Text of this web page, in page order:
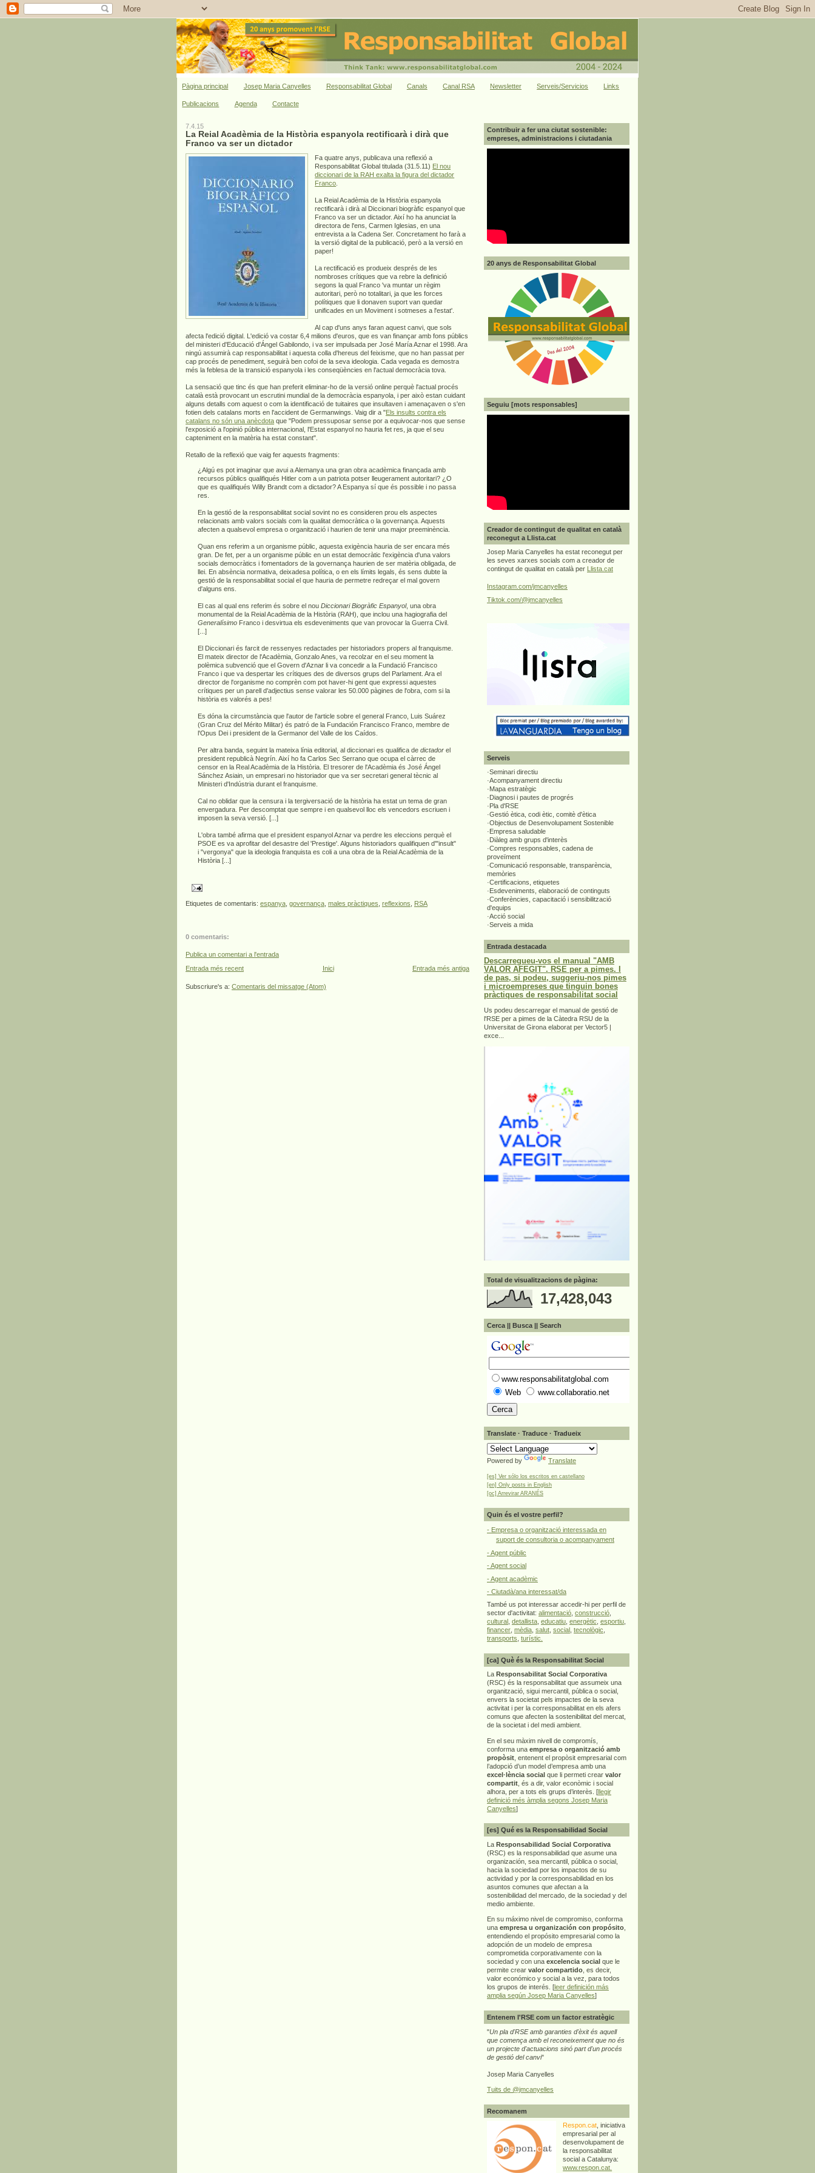
Pàgina principal Josep Maria Canyelles Responsabilitat Global Canals Canal RSA Newsletter Serveis/Servicios Links
Publicacions Agenda Contacte
7.4.15
La Reial Acadèmia de la Història espanyola rectificarà i dirà que
Franco va ser un dictador
Fa quatre anys, publicava una reflexió a
Responsabilitat Global titulada (31.5.11) El nou
diccionari de la RAH exalta la figura del dictador
Franco
La ReialAcadèmia de la Història espanyola
rectificarà i dirà al Diccionari biogràfic espanyol que
Franco va ser un dictador. Així ho ha anunciat la
directora de l'ens,Carmen Iglesias , en una
entrevista a la Cadena Ser. Concretament ho farà a
la versió digital de la publicació, però a la versió en
paper!
La rectificació es produeix després de les
nombroses crítiques que va rebre la definició
segons la qual Franco 'va muntar un règim
autoritari, però no totalitari, ja que les forces
polítiques que li donaven suport van quedar
unificades en un Moviment i sotmeses a l'estat'.
Al cap d'uns anys faran aquest canvi, que sols
afecta l'edició digital. L'edició va costar 6,4 milions d'euros, que es van finançar amb fons públics
del ministeri d'Educació d'Ángel Gabilondo, i va ser impulsada per José María Aznar el 1998. Ara
ningú assumirà cap responsabilitat i aquesta colla d'hereus del feixisme, que no han passat per
cap procés de penediment, seguirà ben cofoi de la seva ideologia. Cada vegada es demostra
més la feblesa de la transició espanyola i les conseqüències en l'actual democràcia tova.
La sensació que tinc és que han preferit eliminar-ho de la versió online perquè l'actual procés
català està provocant un escrutini mundial de la democràcia espanyola, i per això estan cuidant
alguns detalls com aquest o com la identificació de tuitaires que insultaven i amenaçaven o s'en
fotien dels catalans morts en l'accident de Germanwings. Vaig dir a "Els insults contra els
catalans no són una anècdota que "Podem pressuposar sense por a equivocar-nos que sense
l'exposició a l'opinió pública internacional, l'Estat espanyol no hauria fet res, ja que el seu
capteniment en la matèria ha estat constant".
Retallo de la reflexió que vaig fer aquests fragments:
¿Algú es pot imaginar que avui a Alemanya una gran obra acadèmica finançada amb
recursos públics qualifiqués Hitler com a un patriota potser lleugerament autoritari? ¿O
que es qualifiqués Willy Brandt com a dictador? A Espanya sí que és possible i no passa
res.
En la gestió de la responsabilitat social sovint no es consideren prou els aspectes
relacionats amb valors socials com la qualitat democràtica o la governança. Aquests
afecten a qualsevol empresa o organització i haurien de tenir una major preeminència.
Quan ens referim a un organisme públic, aquesta exigència hauria de ser encara més
gran. De fet, per a un organisme públic en un estat democràtic l'exigència d'una valors
socials democràtics i fomentadors de la governança haurien de ser matèria obligada, de
llei. En absència normativa, deixadesa política, o en els límits legals, és sens dubte la
gestió de la responsabilitat social el que hauria de permetre redreçar el mal govern
d'alguns ens.
El cas al qual ens referim és sobre el nou Diccionari Biogràfic Espanyol, una obra
monumental de la Reial Acadèmia de la Història (RAH), que inclou una hagiografia del
Generalísimo Franco i desvirtua els esdeveniments que van provocar la Guerra Civil.
[...]
El Diccionari és farcit de ressenyes redactades per historiadors propers al franquisme.
El mateix director de l'Acadèmia, Gonzalo Anes, va recolzar en el seu moment la
polèmica subvenció que el Govern d'Aznar li va concedir a la Fundació Francisco
Franco i que va despertar les crítiques des de diversos grups del Parlament. Ara el
director de l'organisme no comprèn com pot haver-hi gent que expressi aquestes
crítiques per un parell d'adjectius sense valorar les 50.000 pàgines de l'obra, com si la
història es valorés a pes!
Es dóna la circumstància que l'autor de l'article sobre el general Franco, Luis Suárez
(Gran Cruz del Mérito Militar) és patró de la Fundación Francisco Franco, membre de
l'Opus Dei i president de la Germanor del Valle de los Caídos.
Per altra banda, seguint la mateixa línia editorial, al diccionari es qualifica de dictador el
president republicà Negrín. Així ho fa Carlos Sec Serrano que ocupa el càrrec de
censor en la Real Acadèmia de la Història. El tresorer de l'Acadèmia és José Ángel
Sánchez Asiain, un empresari no historiador que va ser secretari general tècnic al
Ministeri d'Indústria durant el franquisme.
Cal no oblidar que la censura i la tergiversació de la història ha estat un tema de gran
envergadura. Per descomptat que sempre i en qualsevol lloc els vencedors escriuen i
imposen la seva versió. [...]
L'obra també afirma que el president espanyol Aznar va perdre les eleccions perquè el
PSOE es va aprofitar del desastre del 'Prestige'. Alguns historiadors qualifiquen d'"insult"
i "vergonya" que la ideologia franquista es coli a una obra de la Reial Acadèmia de la
Història [...]
Etiquetes de comentaris: espanya governança males pràctiques reflexions RSA
0 comentaris:
Publica un comentari a l'entrada
Entrada més recent
Entrada més antiga
Inici
Subscriure's a: Comentaris del missatge (Atom)
Contribuir a fer una ciutat sostenible:
empreses, administracions i ciutadania
20 anys de Responsabilitat Global
Seguiu [mots responsables]
Creador de contingut de qualitat en català
reconegut a Llista.cat
Josep Maria Canyelles ha estat reconegut per
les seves xarxes socials com a creador de
contingut de qualitat en català per
Llista.cat
Instagram.com/jmcanyelles
Tiktok.com/@jmcanyelles
Serveis
·Seminari directiu
·Acompanyament directiu
·Mapa estratègic
·Diagnosi i pautes de progrés
·Pla d'RSE
·Gestió ètica, codi ètic, comitè d'ètica
·Objectius de Desenvolupament Sostenible
·Empresa saludable
·Diàleg amb grups d'interès
·Compres responsables, cadena de
proveïment
·Comunicació responsable, transparència,
memòries
·Certificacions, etiquetes
·Esdeveniments, elaboració de continguts
·Conferències, capacitació i sensibilització
d'equips
·Acció social
·Serveis a mida
Entrada destacada
Descarregueu-vos el manual "AMB
VALOR AFEGIT". RSE per a pimes. I
de pas, si podeu, suggeriu-nos pimes
i microempreses que tinguin bones
pràctiques de responsabilitat social
Us podeu descarregar el manual de gestió de
l'RSE per a pimes de la Càtedra RSU de la
Universitat de Girona elaborat per Vector5 |
exce...
Total de visualitzacions de pàgina:
17,428,043
Cerca || Busca || Search
www.responsabilitatglobal.com
Web
www.collaboratio.net
Translate · Traduce · Tradueix
Powered by Translate
[es] Ver sólo los escritos en castellano
[en] Only posts in English
[oc] Arrevirar ARANÉS
Quin és el vostre perfil?
- Empresa o organització interessada en
suport de consultoria o acompanyament
- Agent públic
- Agent social
- Agent acadèmic
- Ciutadà/ana interessat/da
També us pot interessar accedir-hi per perfil de
sector d'activitat: alimentació construcció
cultural detallista educatiu energètic esportiu
financer mèdia salut social tecnològic
transports turístic.
[ca] Què és la Responsabilitat Social
La Responsabilitat Social Corporativa
(RSC) és la responsabilitat que assumeix una
organització, sigui mercantil, pública o social,
envers la societat pels impactes de la seva
activitat i per la corresponsabilitat en els afers
comuns que afecten la sostenibilitat del mercat,
de la societat i del medi ambient.
En el seu màxim nivell de compromís,
conforma una empresa o organització amb
propòsit , entenent el propòsit empresarial com
l’adopció d’un model d’empresa amb una
excel·lència social que li permeti crear valor
compartit , és a dir, valor econòmic i social
alhora, per a tots els grups d’interès. [llegir
definició més àmplia segons Josep Maria
Canyelles]
[es] Qué es la Responsabilidad Social
La Responsabilidad Social Corporativa
(RSC) es la responsabilidad que asume una
organización, sea mercantil, pública o social,
hacia la sociedad por los impactos de su
actividad y por la corresponsabilidad en los
asuntos comunes que afectan a la
sostenibilidad del mercado, de la sociedad y del
medio ambiente.
En su máximo nivel de compromiso, conforma
una empresa u organización con propósito
entendiendo el propósito empresarial como la
adopción de un modelo de empresa
comprometida corporativamente con la
sociedad y con una excelencia social que le
permite crear valor compartido , es decir,
valor económico y social a la vez, para todos
los grupos de interés. [leer definición más
amplia según Josep Maria Canyelles]
Entenem l'RSE com un factor estratègic
"Un pla d'RSE amb garanties d'èxit és aquell
que comença amb el reconeixement que no és
un projecte d'actuacions sinó part d'un procés
de gestió del canvi"
Josep Maria Canyelles
Tuits de @jmcanyelles
Recomanem
Respon.cat , iniciativa
empresarial per al
desenvolupament de
la responsabilitat
social a Catalunya:
www.respon.cat.